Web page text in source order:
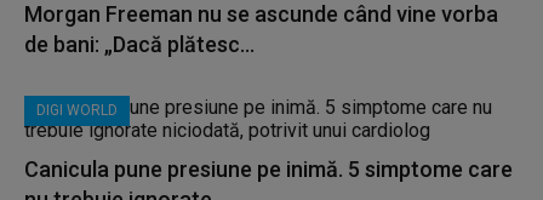
Morgan Freeman nu se ascunde când vine vorba
de bani: „Dacă plătesc...
DIGI WORLD
Canicula pune presiune pe inimă. 5 simptome care